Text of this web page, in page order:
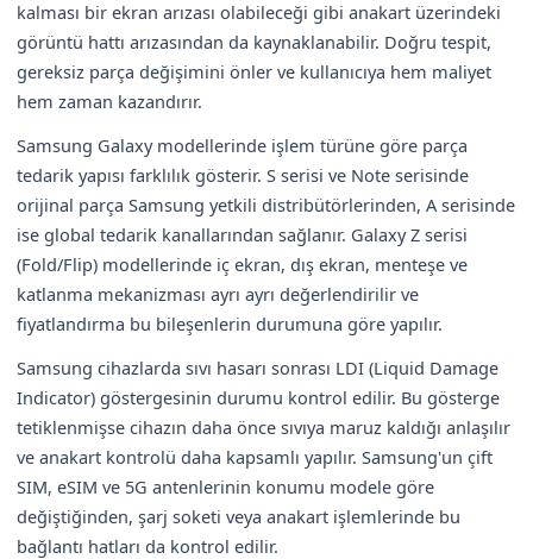
kalması bir ekran arızası olabileceği gibi anakart üzerindeki
görüntü hattı arızasından da kaynaklanabilir. Doğru tespit,
gereksiz parça değişimini önler ve kullanıcıya hem maliyet
hem zaman kazandırır.
Samsung Galaxy modellerinde işlem türüne göre parça
tedarik yapısı farklılık gösterir. S serisi ve Note serisinde
orijinal parça Samsung yetkili distribütörlerinden, A serisinde
ise global tedarik kanallarından sağlanır. Galaxy Z serisi
(Fold/Flip) modellerinde iç ekran, dış ekran, menteşe ve
katlanma mekanizması ayrı ayrı değerlendirilir ve
fiyatlandırma bu bileşenlerin durumuna göre yapılır.
Samsung cihazlarda sıvı hasarı sonrası LDI (Liquid Damage
Indicator) göstergesinin durumu kontrol edilir. Bu gösterge
tetiklenmişse cihazın daha önce sıvıya maruz kaldığı anlaşılır
ve anakart kontrolü daha kapsamlı yapılır. Samsung'un çift
SIM, eSIM ve 5G antenlerinin konumu modele göre
değiştiğinden, şarj soketi veya anakart işlemlerinde bu
bağlantı hatları da kontrol edilir.